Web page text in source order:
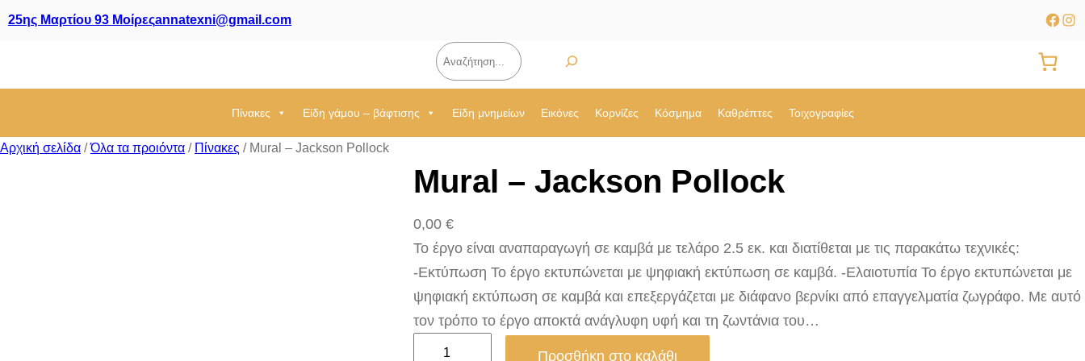
25ης Μαρτίου 93 Μοίρεςannatexni@gmail.com
Αναζήτηση
Πίνακες Είδη γάμου – βάφτισης Είδη μνημείων Εικόνες Κορνίζες Κόσμημα Καθρέπτες Τοιχογραφίες
Αρχική σελίδα /Όλα τα προιόντα / Πίνακες / Mural – Jackson Pollock
Mural – Jackson Pollock
0,00 €
Το έργο είναι αναπαραγωγή σε καμβά με τελάρο 2.5 εκ. και διατίθεται με τις παρακάτω τεχνικές:
-Εκτύπωση Το έργο εκτυπώνεται με ψηφιακή εκτύπωση σε καμβά. -Ελαιοτυπία Το έργο εκτυπώνεται με
ψηφιακή εκτύπωση σε καμβά και επεξεργάζεται με διάφανο βερνίκι από επαγγελματία ζωγράφο. Με αυτό
τον τρόπο το έργο αποκτά ανάγλυφη υφή και τη ζωντάνια του…
Προσθήκη στο καλάθι